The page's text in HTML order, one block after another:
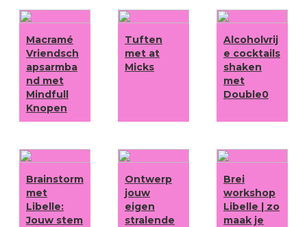
Macramé
Vriendsch
apsarmba
nd met
Mindfull
Knopen
Tuften
met at
Micks
Alcoholvrij
e cocktails
shaken
met
Double0
Brainstorm
met
Libelle:
Jouw stem
Ontwerp
jouw
eigen
stralende
Brei
workshop
Libelle | zo
maak je